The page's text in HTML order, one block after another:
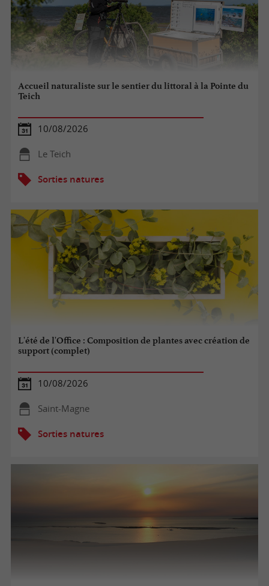
Accueil naturaliste sur le sentier du littoral à la Pointe du
Teich
10/08/2026
Le Teich
Sorties natures
L'été de l'Office : Composition de plantes avec création de
support (complet)
10/08/2026
Saint-Magne
Sorties natures